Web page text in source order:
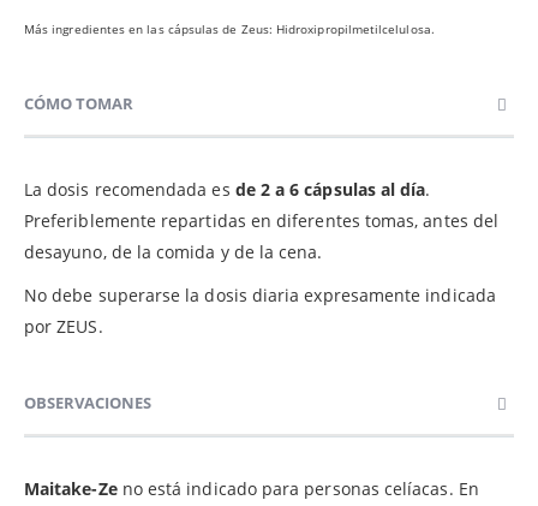
Más ingredientes en las cápsulas de Zeus: Hidroxipropilmetilcelulosa.
CÓMO TOMAR
La dosis recomendada es de 2 a 6 cápsulas al día.
Preferiblemente repartidas en diferentes tomas, antes del
desayuno, de la comida y de la cena.
No debe superarse la dosis diaria expresamente indicada
por ZEUS.
OBSERVACIONES
Maitake-Zeno está indicado para personas celíacas. En